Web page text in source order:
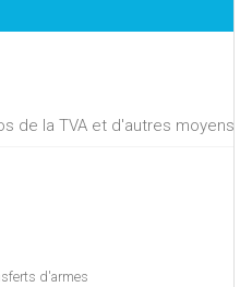
de la TVA et d'autres
d'armes